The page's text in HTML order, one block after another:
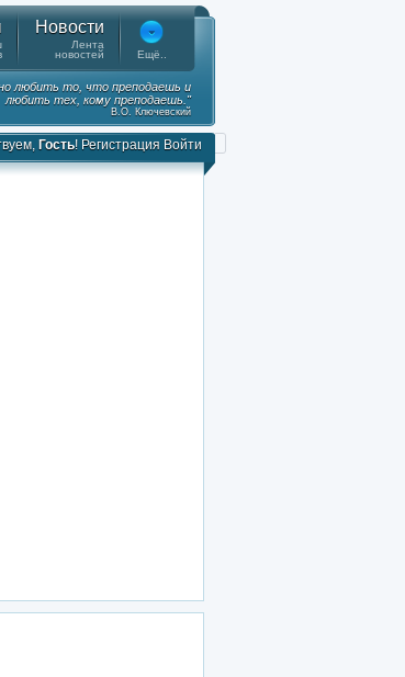
Новости
Лента
новостей
Ещё..
любить то, что преподаешь и
любить тех, кому преподаешь."
В.О. Ключевский
Гость! Регистрация Войти